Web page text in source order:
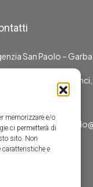
memorizzare e/o
ci permetterà di
sito. Non
e
San Paolo –
Viale Leonardo da
: IT12602041001